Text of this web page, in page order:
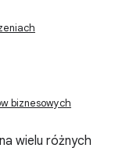
biznesowych
wielu różnych